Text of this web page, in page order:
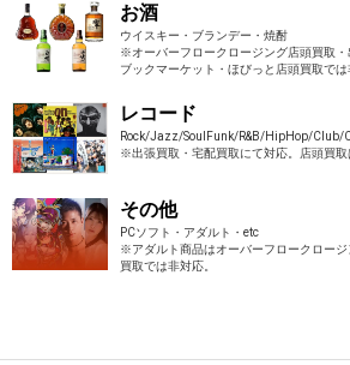
お酒
ウイスキー・ブランデー・焼酎
※オーバーフロークロージング店頭買取・
ブックマーケット・ほびっと店頭買取では
レコード
Rock/Jazz/SoulFunk/R&B/HipHop/Club/
※出張買取・宅配買取にて対応。店頭買取
その他
PCソフト・アダルト・etc
※アダルト商品はオーバーフロークロー
買取では非対応。